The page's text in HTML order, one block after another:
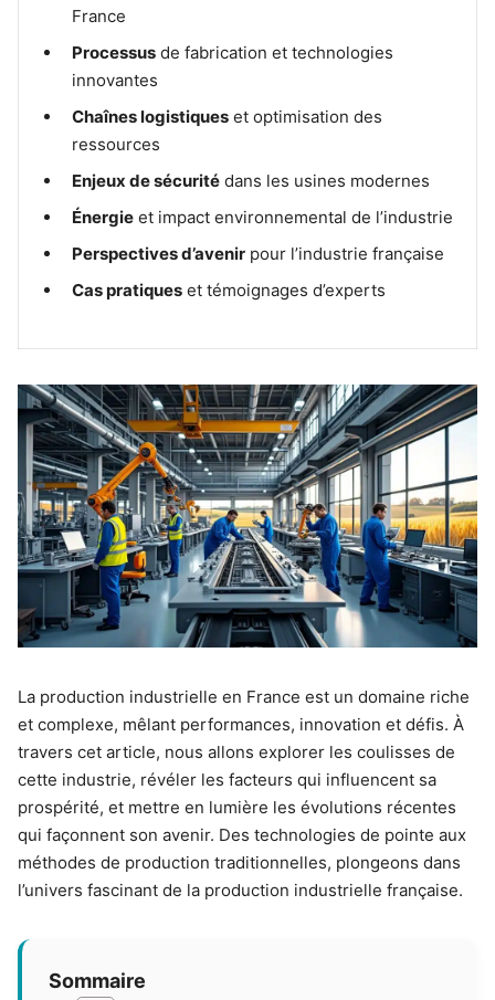
France
Processus de fabrication et technologies
innovantes
Chaînes logistiques et optimisation des
ressources
Enjeux de sécurité dans les usines modernes
Énergie et impact environnemental de l’industrie
Perspectives d’avenir pour l’industrie française
Cas pratiques et témoignages d’experts
La production industrielle en France est un domaine riche
et complexe, mêlant performances, innovation et défis. À
travers cet article, nous allons explorer les coulisses de
cette industrie, révéler les facteurs qui influencent sa
prospérité, et mettre en lumière les évolutions récentes
qui façonnent son avenir. Des technologies de pointe aux
méthodes de production traditionnelles, plongeons dans
l’univers fascinant de la production industrielle française.
Sommaire